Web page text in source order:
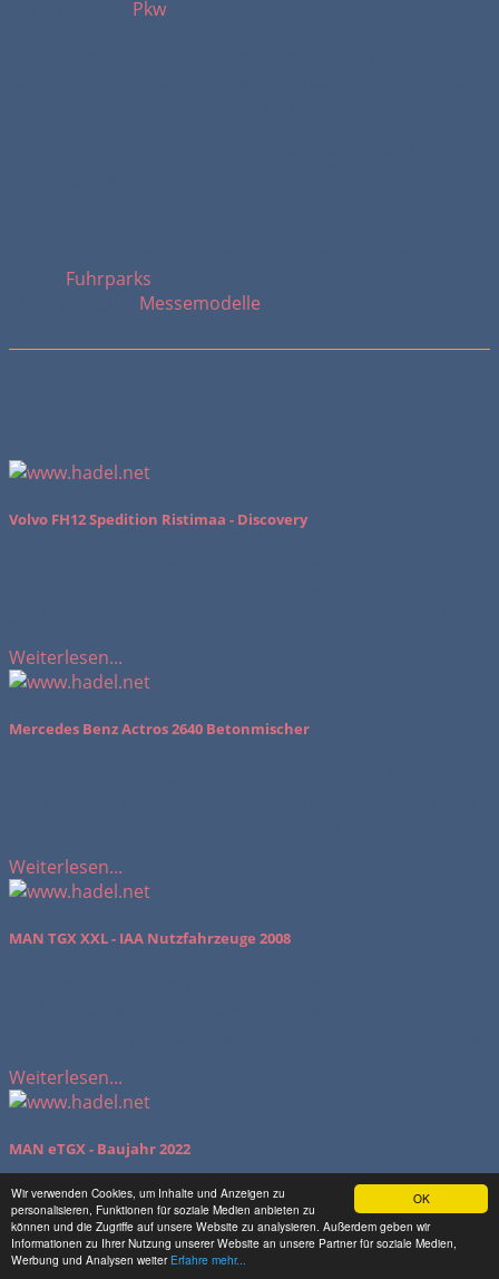
OK
Wir verwenden Cookies, um Inhalte und Anzeigen zu
personalisieren, Funktionen für soziale Medien anbieten zu
können und die Zugriffe auf unsere Website zu analysieren. Außerdem geben wir
Informationen zu Ihrer Nutzung unserer Website an unsere Partner für soziale Medien,
Werbung und Analysen weiter Erfahre mehr...
Pkw
Fuhrparks
Messemodelle
Volvo FH12 Spedition Ristimaa - Discovery
Weiterlesen...
Mercedes Benz Actros 2640 Betonmischer
Weiterlesen...
MAN TGX XXL - IAA Nutzfahrzeuge 2008
Weiterlesen...
MAN eTGX - Baujahr 2022
Farbenfroh eröffnet MAN eine neue Ära im Bau von
Nutzfahrzeugen. Einen serienreifen Prototyp einer
Sattelzugmaschine mit Elektroantrieb präsentierte...